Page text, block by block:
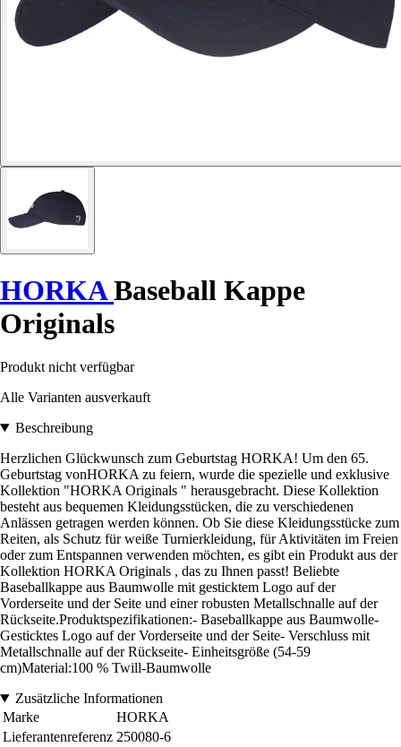
HORKABaseball Kappe
Originals
Produkt nicht verfügbar
Alle Varianten ausverkauft
Beschreibung
Herzlichen Glückwunsch zum Geburtstag HORKA! Um den 65.
Geburtstag vonHORKA zu feiern, wurde die spezielle und exklusive
Kollektion "HORKA Originals " herausgebracht. Diese Kollektion
besteht aus bequemen Kleidungsstücken, die zu verschiedenen
Anlässen getragen werden können. Ob Sie diese Kleidungsstücke zum
Reiten, als Schutz für weiße Turnierkleidung, für Aktivitäten im Freien
oder zum Entspannen verwenden möchten, es gibt ein Produkt aus der
Kollektion HORKA Originals , das zu Ihnen passt! Beliebte
Baseballkappe aus Baumwolle mit gesticktem Logo auf der
Vorderseite und der Seite und einer robusten Metallschnalle auf der
Rückseite.Produktspezifikationen:- Baseballkappe aus Baumwolle-
Gesticktes Logo auf der Vorderseite und der Seite- Verschluss mit
Metallschnalle auf der Rückseite- Einheitsgröße (54-59
cm)Material:100 % Twill-Baumwolle
Zusätzliche Informationen
Marke
HORKA
Lieferantenreferenz 250080-6